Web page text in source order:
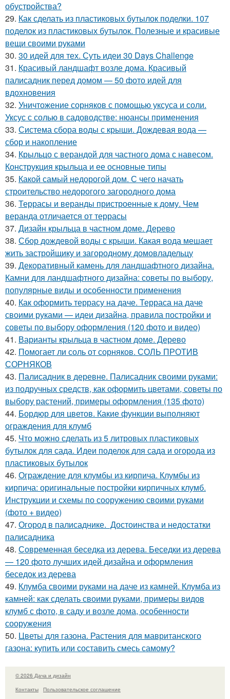
обустройства?
29. Как сделать из пластиковых бутылок поделки. 107
поделок из пластиковых бутылок. Полезные и красивые
вещи своими руками
30. 30 идей для тех. Суть идеи 30 Days Challenge
31. Красивый ландшафт возле дома. Красивый
палисадник перед домом — 50 фото идей для
вдохновения
32. Уничтожение сорняков с помощью уксуса и соли.
Уксус с солью в садоводстве: нюансы применения
33. Система сбора воды с крыши. Дождевая вода —
сбор и накопление
34. Крыльцо с верандой для частного дома с навесом.
Конструкция крыльца и ее основные типы
35. Какой самый недорогой дом. С чего начать
строительство недорогого загородного дома
36. Террасы и веранды пристроенные к дому. Чем
веранда отличается от террасы
37. Дизайн крыльца в частном доме. Дерево
38. Сбор дождевой воды с крыши. Какая вода мешает
жить застройщику и загородному домовладельцу
39. Декоративный камень для ландшафтного дизайна.
Камни для ландшафтного дизайна: советы по выбору,
популярные виды и особенности применения
40. Как оформить террасу на даче. Терраса на даче
своими руками — идеи дизайна, правила постройки и
советы по выбору оформления (120 фото и видео)
41. Варианты крыльца в частном доме. Дерево
42. Помогает ли соль от сорняков. СОЛЬ ПРОТИВ
СОРНЯКОВ
43. Палисадник в деревне. Палисадник своими руками:
из подручных средств, как оформить цветами, советы по
выбору растений, примеры оформления (135 фото)
44. Бордюр для цветов. Какие функции выполняют
ограждения для клумб
45. Что можно сделать из 5 литровых пластиковых
бутылок для сада. Идеи поделок для сада и огорода из
пластиковых бутылок
46. Ограждение для клумбы из кирпича. Клумбы из
кирпича: оригинальные постройки кирпичных клумб.
Инструкции и схемы по сооружению своими руками
(фото + видео)
47. Огород в палисаднике. Достоинства и недостатки
палисадника
48. Современная беседка из дерева. Беседки из дерева
— 120 фото лучших идей дизайна и оформления
беседок из дерева
49. Клумба своими руками на даче из камней. Клумба из
камней: как сделать своими руками, примеры видов
клумб с фото, в саду и возле дома, особенности
сооружения
50. Цветы для газона. Растения для мавританского
газона: купить или составить смесь самому?
© 2026 Дача и дизайн
Контакты
Пользовательское соглашение